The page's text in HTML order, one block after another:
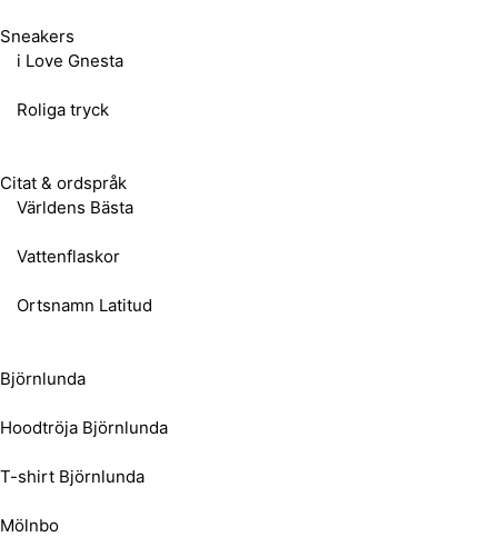
Sneakers
i Love Gnesta
Roliga tryck
Citat & ordspråk
Världens Bästa
Vattenflaskor
Ortsnamn Latitud
Björnlunda
Hoodtröja Björnlunda
T-shirt Björnlunda
Mölnbo